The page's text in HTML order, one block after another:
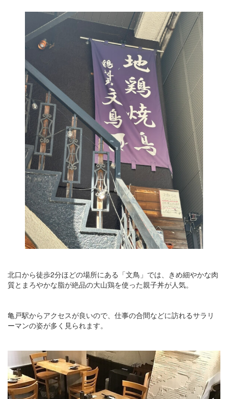
北口から徒歩2分ほどの場所にある「文鳥」では、きめ細やかな肉
質とまろやかな脂が絶品の大山鶏を使った親子丼が人気。
亀戸駅からアクセスが良いので、仕事の合間などに訪れるサラリ
ーマンの姿が多く見られます。